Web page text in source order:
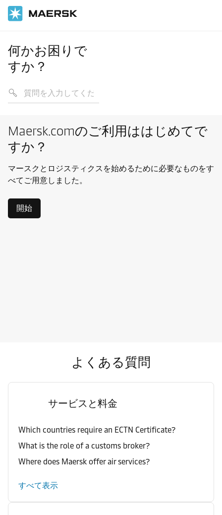
何かお困りで
すか？
Maersk.comのご利用ははじめてで
すか？
マースクとロジスティクスを始めるために必要なものをす
べてご用意しました。
開始
よくある質問
サービスと料金
Which countries require an ECTN Certificate?
What is the role of a customs broker?
Where does Maersk offer air services?
すべて表示